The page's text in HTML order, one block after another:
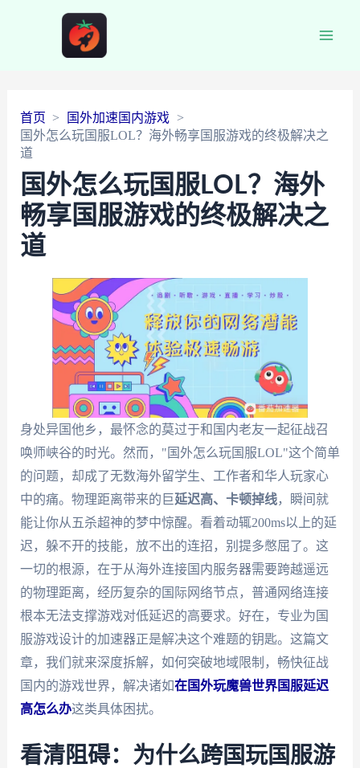
首页
国外加速国内游戏
国外怎么玩国服LOL？海外畅享国服游戏的终极解决之
道
国外怎么玩国服LOL？海外
畅享国服游戏的终极解决之
道
身处异国他乡，最怀念的莫过于和国内老友一起征战召
唤师峡谷的时光。然而，"国外怎么玩国服LOL"这个简单
的问题，却成了无数海外留学生、工作者和华人玩家心
中的痛。物理距离带来的巨延迟高、卡顿掉线，瞬间就
能让你从五杀超神的梦中惊醒。看着动辄200ms以上的延
迟，躲不开的技能，放不出的连招，别提多憋屈了。这
一切的根源，在于从海外连接国内服务器需要跨越遥远
的物理距离，经历复杂的国际网络节点，普通网络连接
根本无法支撑游戏对低延迟的高要求。好在，专业为国
服游戏设计的加速器正是解决这个难题的钥匙。这篇文
章，我们就来深度拆解，如何突破地域限制，畅快征战
国内的游戏世界，解决诸如在国外玩魔兽世界国服延迟
高怎么办这类具体困扰。
看清阻碍：为什么跨国玩国服游